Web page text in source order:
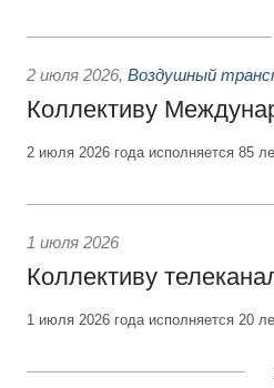
2 июля 2026, Воздушный
Коллективу
2 июля 2026 года исполняется 85
1 июля 2026
Коллективу
1 июля 2026 года исполняется 20